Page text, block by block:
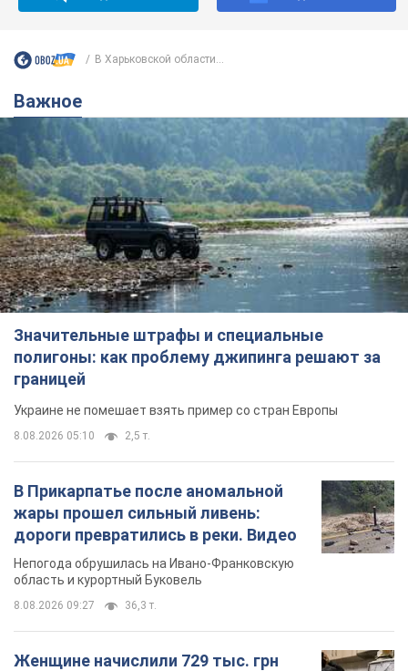
В Харьковской области...
Важное
Значительные штрафы и специальные
полигоны: как проблему джипинга решают за
границей
Украине не помешает взять пример со стран Европы
8.08.2026 05:10 2,5 т.
В Прикарпатье после аномальной
жары прошел сильный ливень:
дороги превратились в реки. Видео
Непогода обрушилась на Ивано-Франковскую
область и курортный Буковель
8.08.2026 09:27 36,3 т.
Женщине начислили 729 тыс. грн